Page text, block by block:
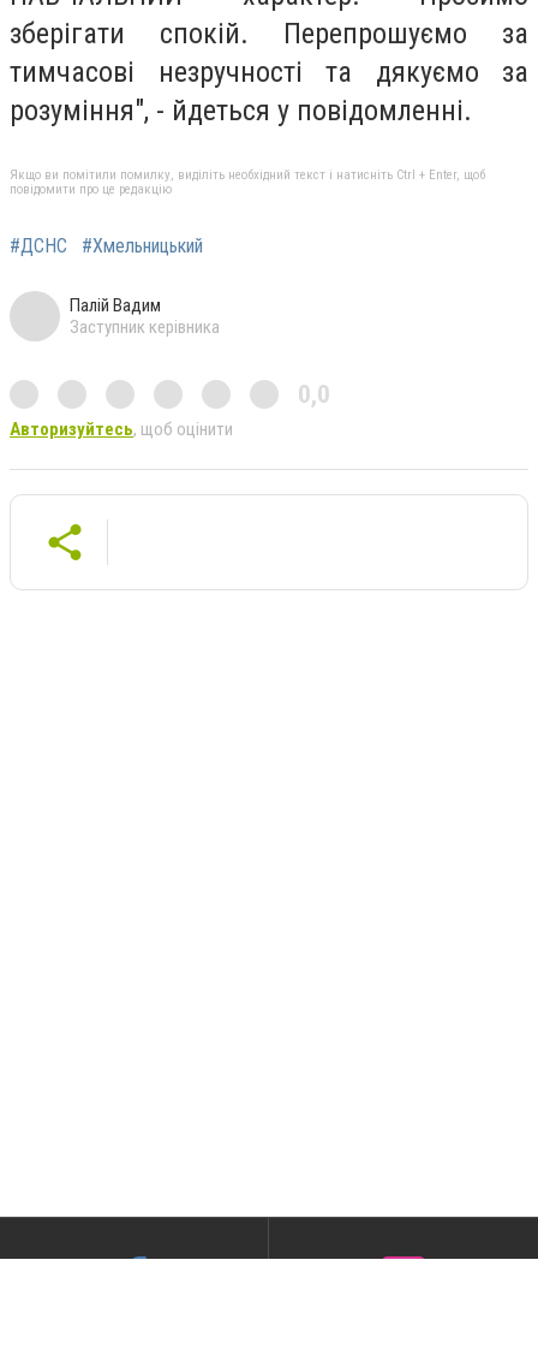
зберігати спокій. Перепрошуємо за
тимчасові незручності та дякуємо за
розуміння", - йдеться у повідомленні.
Якщо ви помітили помилку, виділіть необхідний текст і натисніть Ctrl + Enter, щоб
повідомити про це редакцію
#ДСНС #Хмельницький
Палій Вадим
Заступник керівника
0,0
Авторизуйтесь, щоб оцінити